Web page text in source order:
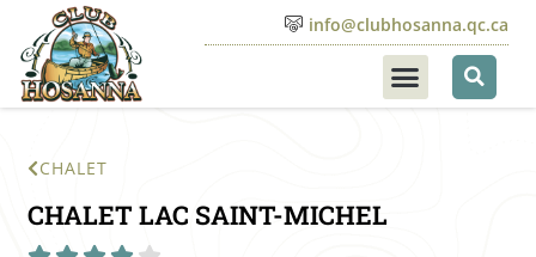
info@clubhosanna.qc.ca
CHALET
CHALET LAC SAINT-MICHEL